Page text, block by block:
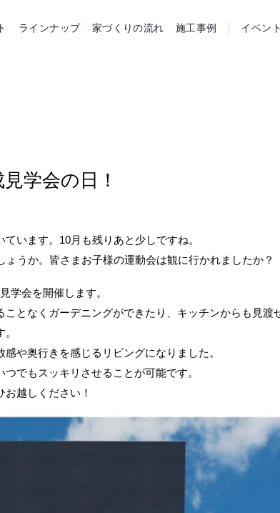
ラインナップ 家づくりの流れ 施工事例 イベント
学会の日！
います。10月も残りあと少しですね。
うか。皆さまお子様の運動会は観に行かれましたか？
学会を開催します。
となくガーデニングができたり、キッチンからも見渡
や奥行きを感じるリビングになりました。
でもスッキリさせることが可能です。
越しください！